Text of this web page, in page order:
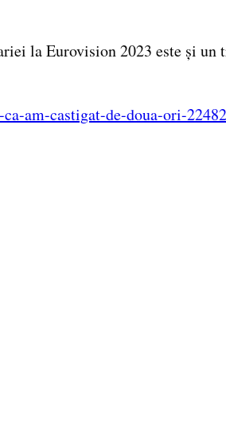
la Eurovision 2023 este și un
am-castigat-de-doua-ori-